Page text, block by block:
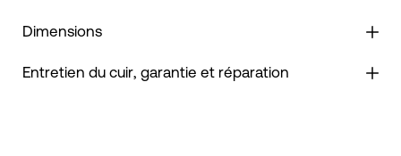
Dimensions
Entretien du cuir, garantie et réparation